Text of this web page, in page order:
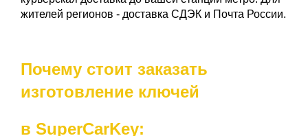
жителей регионов - доставка СДЭК и Почта России.
Почему стоит заказать
изготовление ключей
в SuperCarKey: